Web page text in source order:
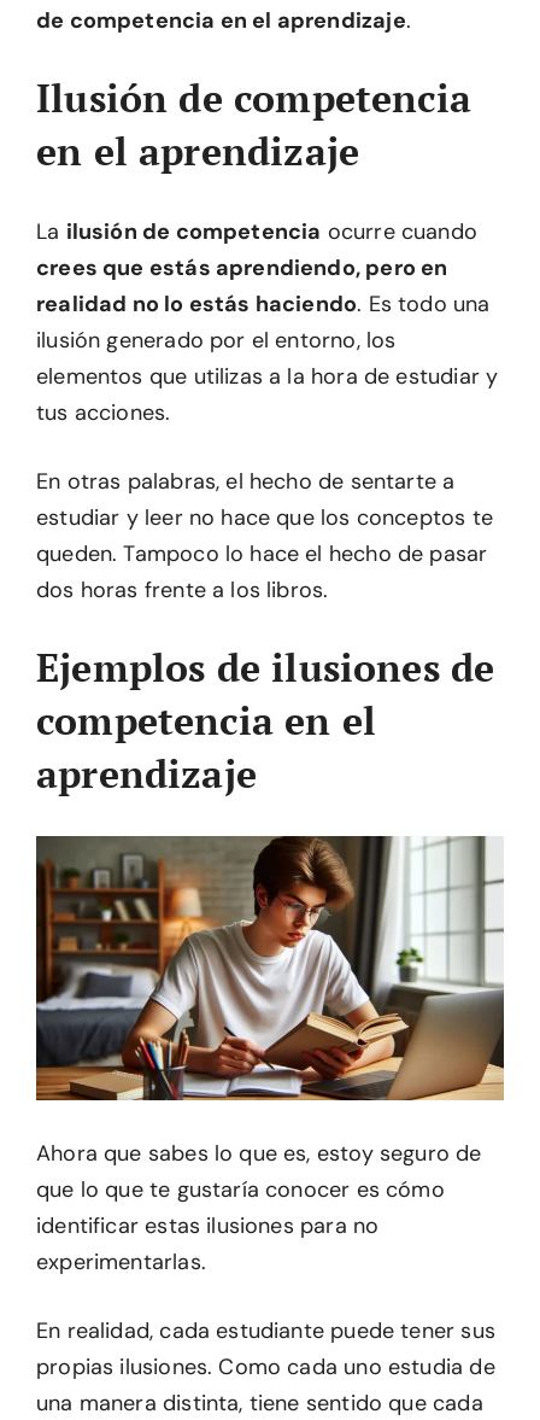
de competencia en el aprendizaje.
Ilusión de competencia
en el aprendizaje
La ilusión de competencia ocurre cuando
crees que estás aprendiendo, pero en
realidad no lo estás haciendo. Es todo una
ilusión generado por el entorno, los
elementos que utilizas a la hora de estudiar y
tus acciones.
En otras palabras, el hecho de sentarte a
estudiar y leer no hace que los conceptos te
queden. Tampoco lo hace el hecho de pasar
dos horas frente a los libros.
Ejemplos de ilusiones de
competencia en el
aprendizaje
Ahora que sabes lo que es, estoy seguro de
que lo que te gustaría conocer es cómo
identificar estas ilusiones para no
experimentarlas.
En realidad, cada estudiante puede tener sus
propias ilusiones. Como cada uno estudia de
una manera distinta, tiene sentido que cada